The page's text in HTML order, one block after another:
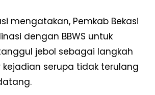
mengatakan, Pemkab Bekasi
dengan BBWS untuk
jebol sebagai langkah
serupa tidak terulang